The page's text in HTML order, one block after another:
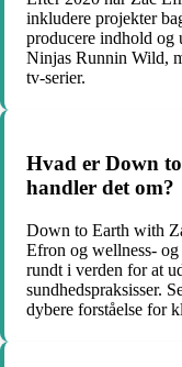
inkludere projekter
producere indhold
Ninjas Runnin Wild,
tv-serier.
Hvad er Down
handler det om?
Down to Earth with
Efron og wellness-
rundt i verden for at
sundhedspraksisser.
dybere forståelse for